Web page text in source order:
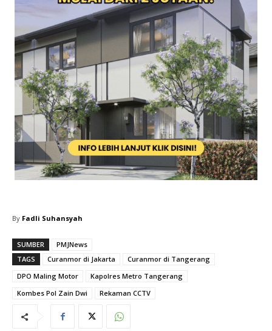
By Fadli Suhansyah
SUMBER
PMJNews
TAGS
Curanmor di Jakarta
Curanmor di Tangerang
DPO Maling Motor
Kapolres Metro Tangerang
Kombes Pol Zain Dwi
Rekaman CCTV